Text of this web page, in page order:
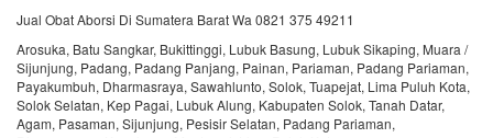
Jual Obat Aborsi Di Sumatera Barat Wa 0821 375 49211
Arosuka, Batu Sangkar, Bukittinggi, Lubuk Basung, Lubuk Sikaping, Muara /
Sijunjung, Padang, Padang Panjang, Painan, Pariaman, Padang Pariaman,
Payakumbuh, Dharmasraya, Sawahlunto, Solok, Tuapejat, Lima Puluh Kota,
Solok Selatan, Kep Pagai, Lubuk Alung, Kabupaten Solok, Tanah Datar,
Agam, Pasaman, Sijunjung, Pesisir Selatan, Padang Pariaman,